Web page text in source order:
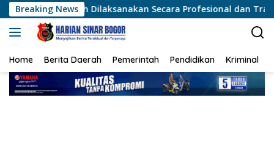
Langsung
ke
konten
Breaking News
Dilaksanakan Secara Profesional dan Transparan
Home Berita Daerah Pemerintah Pendidikan Kriminal